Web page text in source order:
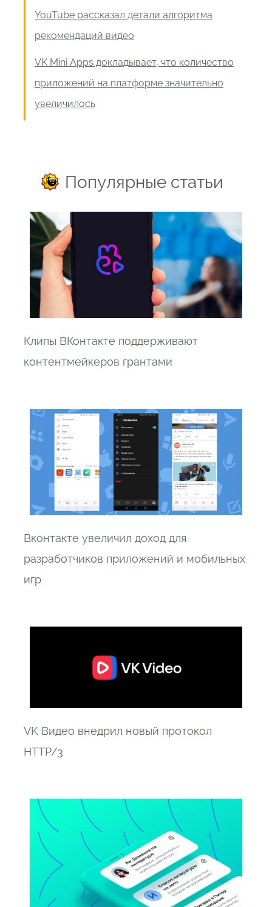
YouTube рассказал детали алгоритма
рекомендаций видео
VK Mini Apps докладывает, что количество
приложений на платформе значительно
увеличилось
Популярные статьи
Клипы ВКонтакте поддерживают
контентмейкеров грантами
Вконтакте увеличил доход для
разработчиков приложений и мобильных
игр
VK Видео внедрил новый протокол
HTTP/3